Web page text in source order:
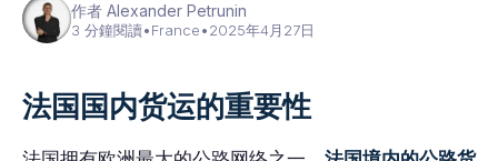
作者 Alexander Petrunin
3 分鐘閱讀•France•2025年4月27日
法国国内货运的重要性